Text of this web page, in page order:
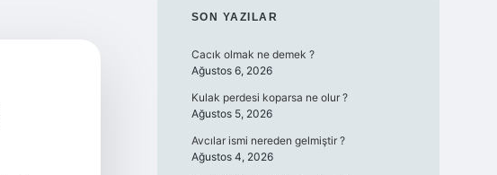
SIDEBAR
SON YAZILAR
Cacık olmak ne demek ?
Ağustos 6, 2026
Kulak perdesi koparsa ne olur ?
Ağustos 5, 2026
Avcılar ismi nereden gelmiştir ?
Ağustos 4, 2026